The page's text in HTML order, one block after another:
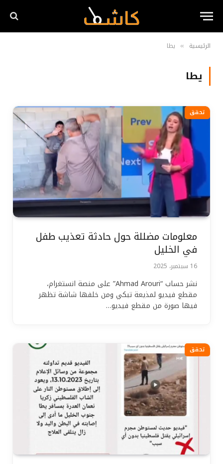
الرئيسية » يطا
يطا
تحقق
معلومات مضللة حول حادثة تعذيب طفل
في الخليل
16 سبتمبر، 2025
نشر حساب “Ahmad Arouri” على منصة انستغرام،
مقطع فيديو لمذيعة تبكي ومن خلفها شاشة تظهر
فيها صورة من مقطع فيديو…
تحقق